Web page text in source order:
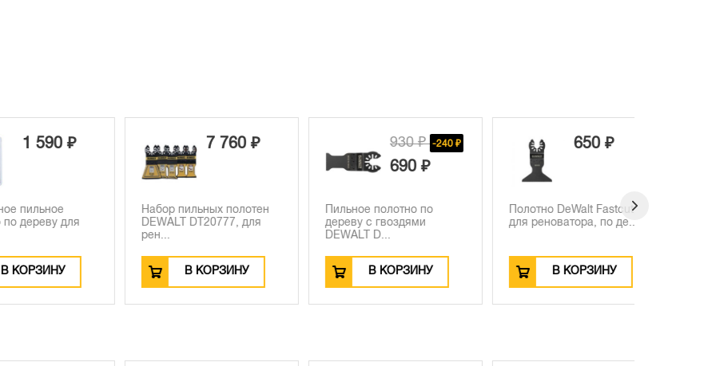
590 ₽
для
7 760 ₽
Набор пильных полотен
DEWALT DT20777, для
В КОРЗИНУ
930 ₽ -240 ₽
690 ₽
Пильное полотно по
дереву с гвоздями
DEWALT D...
В КОРЗИНУ
650 ₽
Полотно DeWalt Fastcut,
для реноватора, по де...
В КОРЗИНУ